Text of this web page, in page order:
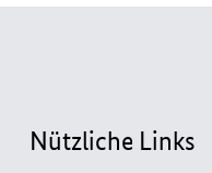
Nützliche Links